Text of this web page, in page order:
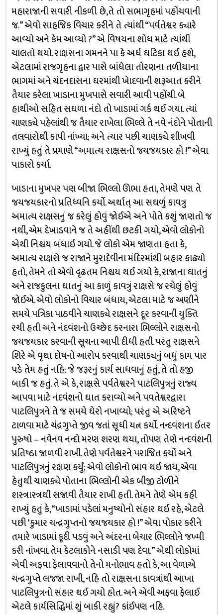
મહારાજાની સવારી નીકળી છે,તે તો સભાગૃહમાં પહોંચવાની
જ.” એવો સાહજિક વિચાર કરીને તે ત્યાંથી “પર્વતેશ્વર ક્યારે
આવ્યો અને કેમ આવ્યો ?” એ વિષયના શોધ માટે ત્યાંથી
ચાલતો થયો. રાક્ષસના ગમનને પા કે અર્ધ ઘટિકા થઈ હશે,
એટલામાં રાજગૃહના દ્વાર પાસે બાંધેલા તોરણના તળીયાના
ભાગમાં અને ચંદનદાસના ઘરમાંથી ખેાદવાની શરૂઆત કરીને
તૈયાર કરેલા ખાડાના મુખપાસે સવારી આવી પહોંચી. બે
હાથીઓ સહિત સઘળા નંદો તો ખાડામાં ગર્ક થઈ ગયા. ત્યાં
ચાણક્યે પહેલાંથી જ તૈયાર રાખેલા ભિલ્લે તે નવે નંદોને પોતાની
તલવારોથી કાપી નાંખ્યા; અને ત્યાર પછી ચાણક્યે શીખવી
રાખ્યું હતું તે પ્રમાણે “અમાત્ય રાક્ષસનો જયજયકાર હો !” એવા
પાકારો કર્યા.
ખાડાના મુખપર પણ બીજા ભિલ્લો ઊભા હતા, તેમણે પણ તે
જયજયકારનો પ્રતિધ્વનિ કર્યો. અર્થાત્ આ સઘળું કાવત્રુ
અમાત્ય રાક્ષસનું જ કરેલું હોવું જોઈએ અને પોતે કશું જાણતો જ
નથી, એમ દેખાડવાને જ તે અહીંથી છટકી ગયો, એવો લોકોનો
એથી નિશ્ચય બંધાઈ ગયો. જે લોકો એમ જાણતા હતા કે,
અમાત્ય રાક્ષસે જ રાજાને મુરાદેવીના મંદિરમાંથી બહાર કાઢ્યો
હતો, તેમને તો એવો દૃઢતમ નિશ્ચય થઈ ગયો કે, રાજાના ઘાતનું
અને રાજકુલના ઘાતનું આ કાળું કાવત્રું રાક્ષસે જ રચેલું હોવું
જોઈએ. એવો લોકોનો વિચાર બંધાય, એટલા માટે જ અણીને
સમયે પત્રિકા પાઠવીને ચાણક્યે રાક્ષસને દૂર કરવાની યુક્તિ
રચી હતી અને નંદવંશનો ઉચ્છેદ કરનારા ભિલ્લોને રાક્ષસનો
જયજયકાર કરવાની સૂચના આપી દીધી હતી. પરંતુ રાક્ષસને
શિરે એ વૃથા દોષનો આરોપ કરવાથી ચાણક્યનું બધું કામ પાર
પડે તેમ હતું નહિ; જે જરૂરનું કાર્ય સાધવાનું હતું, તે તો હજી
બાકી જ હતું. તે એ કે, રાક્ષસે પર્વતેશ્વરને પાટલિપુત્રનું રાજ્ય
આપવા માટે નંદવંશનો ઘાત કરાવ્યો અને પવતેશ્વરદ્વારા
પાટલિપુત્રને તે જ સમયે ઘેરો નખાવ્યો; પરંતુ એ અરિષ્ટને
ટાળવા માટે ચંદ્રગુપ્તે જીવ જતાં સૂધી યત્ન કર્યો. નન્દવંશના ઈતર
પુરુષો – નવેનવ નન્દો મરણ શરણ થયા, તોપણ તેણે નન્દવંશની
પ્રતિષ્ઠા જાળવી રાખી. તેણે પર્વતેશ્વરને પરાજિત કર્યો અને
પાટલિપુત્રનું રક્ષણ કર્યું; એવો લોકોનો ભાવ થઈ જાય, એવા
હેતુથી ચાણક્યે પોતાના ભિલ્લોની એક બીજી ટોળીને
શસ્ત્રાસ્ત્રથી સજાવી તૈયાર રાખી હતી. તેમને તેણે એમ કહી
રાખ્યું હતું કે, “ખાડામાં પડેલાં મનુષ્યોનો સંહાર થઈ રહે, એટલે
પછી ‘કુમાર ચન્દ્રગુપ્તનો જયજયકાર હો !” એવા પોકાર કરીને
તમારે ખાડામાં કૂદી પડવું અને અંદરના બેચાર ભિલ્લોને જખ્મી
કરી નાંખવા. તેમ કેટલાકોને નસાડી પણ દેવા.” એથી લોકોમાં
એવી અફવા ફેલાવવાનો તેનો મનોભાવ હતો કે, આ વેળાએ
ચન્દ્રગુપ્તે લજજા રાખી, નહિ તો રાક્ષસના કાવત્રાંથી આખા
પાટલિપુત્રનો સંહાર થઈ ગયો હોત. અને એવી અફવા ફેલાઈ
એટલે કાર્યસિદ્ધિમાં શું બાકી રહ્યું? કાંઈપણ નહિ.